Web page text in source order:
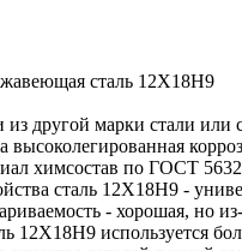
сталь 12Х18Н9
из другой марки стали или
высоколегированная
химсостав по ГОСТ
сталь 12Х18Н9 -
- хорошая, но
12Х18Н9 используется